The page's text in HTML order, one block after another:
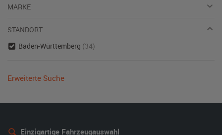
MARKE
STANDORT
Baden-Württemberg (34)
Erweiterte Suche
Einzigartige Fahrzeugauswahl